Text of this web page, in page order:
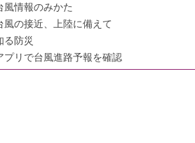
風情報のみかた
風の接近、上陸に備えて
る防災
プリで台風進路予報を確認